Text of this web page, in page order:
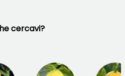
cercavi?